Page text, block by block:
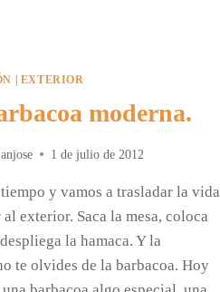
EXTERIOR
moderna.
1 de julio de 2012
y vamos a trasladar la vida
exterior. Saca la mesa, coloca
la hamaca. Y la
te olvides de la barbacoa. Hoy